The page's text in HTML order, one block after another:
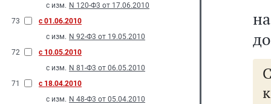
с изм. N 120-Ф3 от 17.06.2010
73
с 01.06.2010
с изм. N 92-Ф3 от 19.05.2010
72
с 10.05.2010
с изм. N 81-Ф3 от 06.05.2010
71
с 18.04.2010
с изм. N 48-Ф3 от 05.04.2010